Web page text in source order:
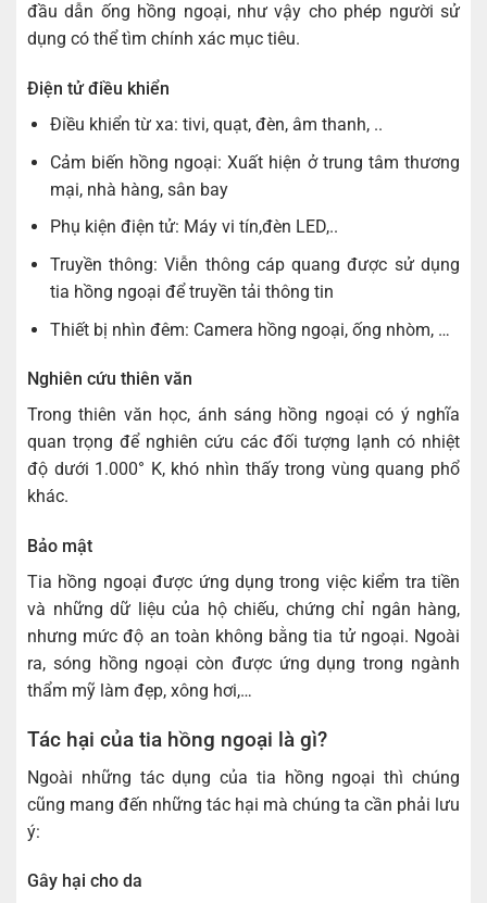
đầu dẫn ống hồng ngoại, như vậy cho phép người sử
dụng có thể tìm chính xác mục tiêu.
Điện tử điều khiển
Điều khiển từ xa: tivi, quạt, đèn, âm thanh, ..
Cảm biến hồng ngoại: Xuất hiện ở trung tâm thương
mại, nhà hàng, sân bay
Phụ kiện điện tử: Máy vi tín,đèn LED,..
Truyền thông: Viễn thông cáp quang được sử dụng
tia hồng ngoại để truyền tải thông tin
Thiết bị nhìn đêm: Camera hồng ngoại, ống nhòm, …
Nghiên cứu thiên văn
Trong thiên văn học, ánh sáng hồng ngoại có ý nghĩa
quan trọng để nghiên cứu các đối tượng lạnh có nhiệt
độ dưới 1.000° K, khó nhìn thấy trong vùng quang phổ
khác.
Bảo mật
Tia hồng ngoại được ứng dụng trong việc kiểm tra tiền
và những dữ liệu của hộ chiếu, chứng chỉ ngân hàng,
nhưng mức độ an toàn không bằng tia tử ngoại. Ngoài
ra, sóng hồng ngoại còn được ứng dụng trong ngành
thẩm mỹ làm đẹp, xông hơi,…
Tác hại của tia hồng ngoại là gì?
Ngoài những tác dụng của tia hồng ngoại thì chúng
cũng mang đến những tác hại mà chúng ta cần phải lưu
ý:
Gây hại cho da